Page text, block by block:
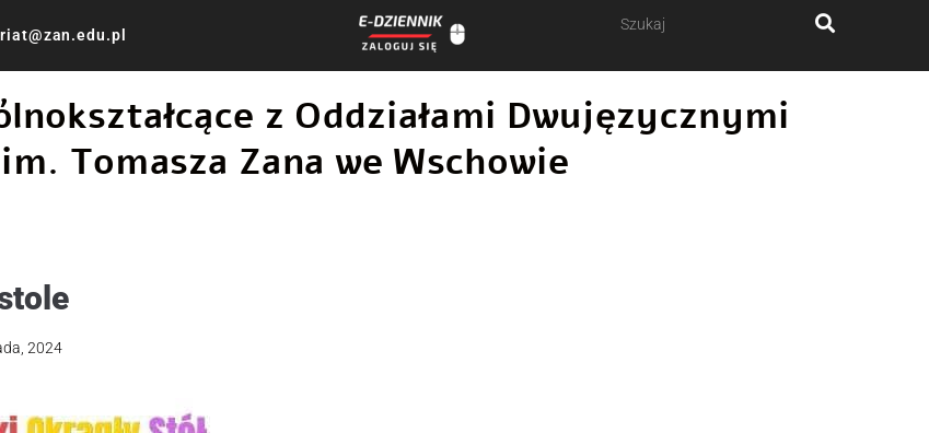
z Oddziałami Dwujęzycznymi
im. Tomasza Zana we Wschowie
2024